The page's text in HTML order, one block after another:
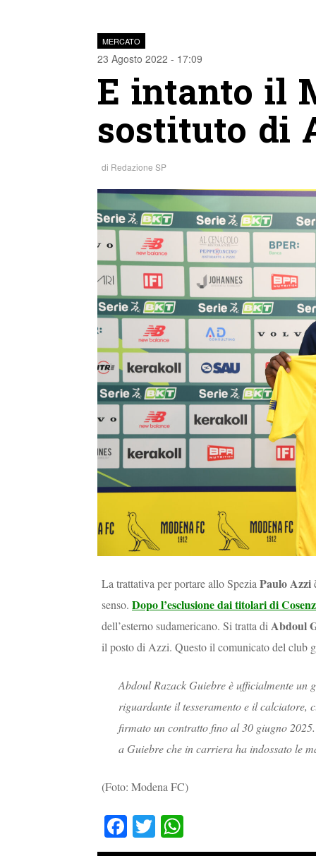
MERCATO
23 Agosto 2022 - 17:09
E intanto il
sostituto di
di Redazione SP
La trattativa per portare allo Spezia Paulo Azzi
senso. Dopo l’esclusione dai titolari di
dell’esterno sudamericano. Si tratta di Abdoul
il posto di Azzi. Questo il comunicato del club
Abdoul Razack Guiebre è ufficialmente un
riguardante il tesseramento e il
firmato un contratto fino al 30 giugno
a Guiebre che in carriera ha indossato le
(Foto: Modena FC)
Fa
ce
T
wiha